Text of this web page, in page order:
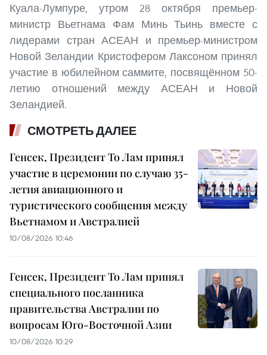
Куала-Лумпуре, утром 28 октября премьер-
министр Вьетнама Фам Минь Тьинь вместе с
лидерами стран АСЕАН и премьер-министром
Новой Зеландии Кристофером Лаксоном принял
участие в юбилейном саммите, посвящённом 50-
летию отношений между АСЕАН и Новой
Зеландией.
СМОТРЕТЬ ДАЛЕЕ
Генсек, Президент То Лам принял
участие в церемонии по случаю 35-
летия авиационного и
туристического сообщения между
Вьетнамом и Австралией
10/08/2026 10:46
Генсек, Президент То Лам принял
специального посланника
правительства Австралии по
вопросам Юго-Восточной Азии
10/08/2026 10:29